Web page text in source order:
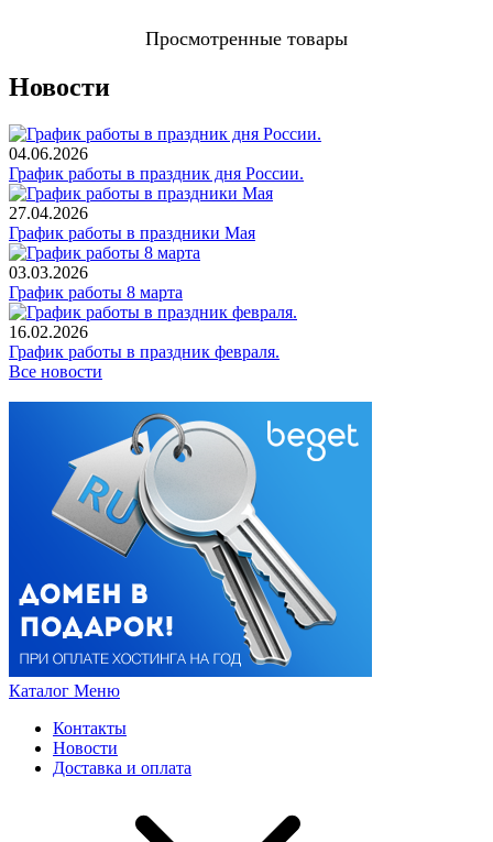
Просмотренные товары
Новости
04.06.2026
График работы в праздник дня России.
27.04.2026
График работы в праздники Мая
03.03.2026
График работы 8 марта
16.02.2026
График работы в праздник февраля.
Все новости
Каталог Меню
Контакты
Новости
Доставка и оплата